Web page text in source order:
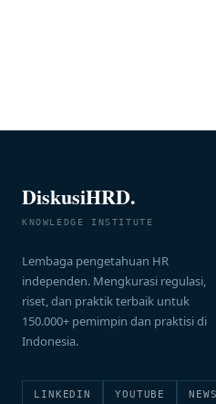
DiskusiHRD.
KNOWLEDGE INSTITUTE
Lembaga pengetahuan HR
independen. Mengkurasi regulasi,
riset, dan praktik terbaik untuk
150.000+ pemimpin dan praktisi di
Indonesia.
LINKEDIN YOUTUBE